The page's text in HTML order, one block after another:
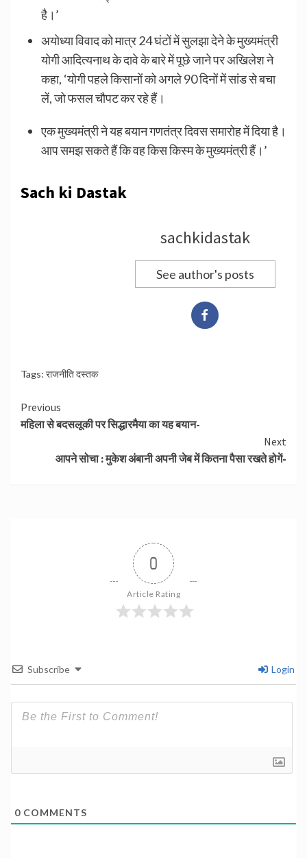
है।’
अयोध्या विवाद को मात्र 24 घंटों में सुलझा देने के मुख्यमंत्री
योगी आदित्यनाथ के दावे के बारे में पूछे जाने पर अखिलेश ने
कहा, ‘योगी पहले किसानों को अगले 90 दिनों में सांड से बचा
लें, जो फसल चौपट कर रहे हैं।
एक मुख्यमंत्री ने यह बयान गणतंत्र दिवस समारोह में दिया है।
आप समझ सकते हैं कि वह किस किस्म के मुख्यमंत्री हैं।’
Sach ki Dastak
sachkidastak
See author's posts
Tags: राजनीति दस्तक
Continue
Reading
Previous
महिला से बदसलूकी पर सिद्धारमैया का यह बयान-
Next
आपने सोचा : मुकेश अंबानी अपनी जेब में कितना पैसा रखते होगें-
0
Article Rating
Subscribe Login
0 COMMENTS